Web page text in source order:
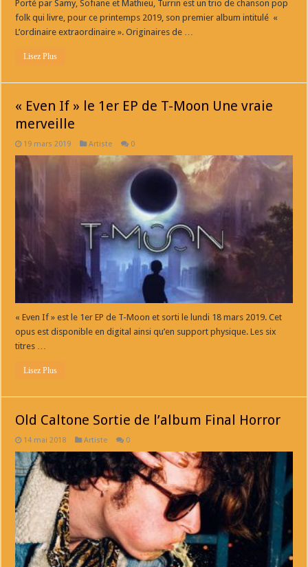
Porté par Samy, Sofiane et Mathieu, Turrin est un trio de chanson pop
folk qui livre, pour ce printemps 2019, son premier album intitulé «
L’ordinaire extraordinaire ». Originaires de …
Lisez Plus
« Even If » le 1er EP de T-Moon Une vraie
merveille
19 mars 2019 Artiste 0
« Even If » est le 1er EP de T-Moon et sorti le lundi 18 mars 2019. Cet
opus est disponible en digital ainsi qu’en support physique. Les six
titres …
Lisez Plus
Old Caltone Sortie de l’album Final Horror
14 mai 2018 Artiste 0